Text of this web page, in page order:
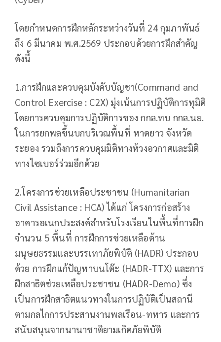
โดยกำหนดการฝึกหลักระหว่างวันที่ 24 กุมภาพันธ์
ถึง 6 มีนาคม พ.ศ.2569 ประกอบด้วยการฝึกสำคัญ
ดังนี้
1.การฝึกและควบคุมบังคับบัญชา(Command and
Control Exercise : C2X) มุ่งเน้นการปฏิบัติการทุมิติ
โดยการควบคุมการปฏิบัติการของ กกล.ทบ กกล.นย.
ในการยกพลขึ้นบกบริเวณพื้นที่ หาดยาว จังหวัด
ระยอง รวมถึงการควบคุมมิติทางห้วงอวกาศและมิติ
ทางไซเบอร์ร่วมอีกด้วย
2.โครงการช่วยเหลือประชาชน (Humanitarian
Civil Assistance : HCA) ได้แก่ โครงการก่อสร้าง
อาคารอเนกประสงค์สำหรับโรงเรียนในพื้นที่การฝึก
จำนวน 5 พื้นที่ การฝึกการช่วยเหลือด้าน
มนุษยธรรมและบรรเทาภัยพิบัติ (HADR) ประกอบ
ด้วย การฝึกแก้ปัญหาบนโต๊ะ (HADR-TTX) และการ
ฝึกสาธิตช่วยเหลือประชาชน (HADR-Demo) ซึ่ง
เป็นการฝึกสาธิตแนวทางในการปฏิบัติเป็นสถานี
ตามกลไกการประสานงานพลเรือน-ทหาร และการ
สนับสนุนจากนานาชาติยามเกิดภัยพิบัติ